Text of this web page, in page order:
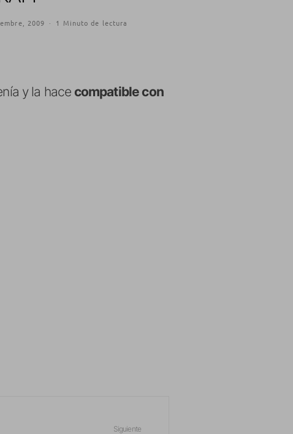
2009 · 1 Minuto de lectura
y la hace compatible con
Siguiente